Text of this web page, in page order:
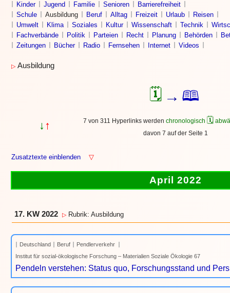
Kinder
Jugend Familie Senioren
Barrierefreiheit
Schule
Ausbildung Beruf Alltag Freizeit Urlaub
Reisen
Umwelt
Klima Soziales Kultur Wissenschaft Technik
Fachverbände
Politik Parteien Recht Planung Behörden
Zeitungen
Bücher Radio Fernsehen Internet Videos
▷ Ausbildung
🗓 → 🕮
↓ ↑ 7 von 311 Hyperlinks werden chronologisch 🗓
davon 7 auf der Seite 1
Zusatztexte einblenden ▽
April 2022
17. KW 2022 ▷ Rubrik: Ausbildung
Deutschland Beruf
Pendlerverkehr
Institut für sozial-ökologische Forschung – Materialien Soziale Ökologie 67
Pendeln verstehen: Status quo, Forschungsstand und